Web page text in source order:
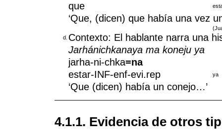
que
‘Que, (dicen) que había una vez
d. Contexto: El hablante narra una
Jarhánichkanaya ma koneju ya
jarha-ni-chka=na
estar-INF-enf-evi.rep
ya
‘Que (dicen) había un conejo…’
4.1.1. Evidencia de otros